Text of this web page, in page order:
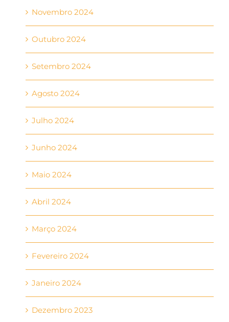
Novembro 2024
Outubro 2024
Setembro 2024
Agosto 2024
Julho 2024
Junho 2024
Maio 2024
Abril 2024
Março 2024
Fevereiro 2024
Janeiro 2024
Dezembro 2023